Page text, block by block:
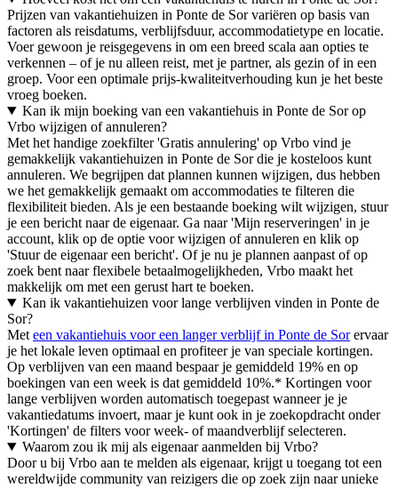
Prijzen van vakantiehuizen in Ponte de Sor variëren op basis van
factoren als reisdatums, verblijfsduur, accommodatietype en locatie.
Voer gewoon je reisgegevens in om een breed scala aan opties te
verkennen – of je nu alleen reist, met je partner, als gezin of in een
groep. Voor een optimale prijs-kwaliteitverhouding kun je het beste
vroeg boeken.
Kan ik mijn boeking van een vakantiehuis in Ponte de Sor op
Vrbo wijzigen of annuleren?
Met het handige zoekfilter 'Gratis annulering' op Vrbo vind je
gemakkelijk vakantiehuizen in Ponte de Sor die je kosteloos kunt
annuleren. We begrijpen dat plannen kunnen wijzigen, dus hebben
we het gemakkelijk gemaakt om accommodaties te filteren die
flexibiliteit bieden. Als je een bestaande boeking wilt wijzigen, stuur
je een bericht naar de eigenaar. Ga naar 'Mijn reserveringen' in je
account, klik op de optie voor wijzigen of annuleren en klik op
'Stuur de eigenaar een bericht'. Of je nu je plannen aanpast of op
zoek bent naar flexibele betaalmogelijkheden, Vrbo maakt het
makkelijk om met een gerust hart te boeken.
Kan ik vakantiehuizen voor lange verblijven vinden in Ponte de
Sor?
Met een vakantiehuis voor een langer verblijf in Ponte de Sorervaar
je het lokale leven optimaal en profiteer je van speciale kortingen.
Op verblijven van een maand bespaar je gemiddeld 19% en op
boekingen van een week is dat gemiddeld 10%.* Kortingen voor
lange verblijven worden automatisch toegepast wanneer je je
vakantiedatums invoert, maar je kunt ook in je zoekopdracht onder
'Kortingen' de filters voor week- of maandverblijf selecteren.
Waarom zou ik mij als eigenaar aanmelden bij Vrbo?
Door u bij Vrbo aan te melden als eigenaar, krijgt u toegang tot een
wereldwijde community van reizigers die op zoek zijn naar unieke